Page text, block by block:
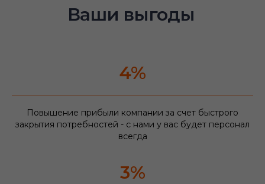
Ваши выгоды
4%
Повышение прибыли компании за счет быстрого
закрытия потребностей - с нами у вас будет персонал
всегда
3%